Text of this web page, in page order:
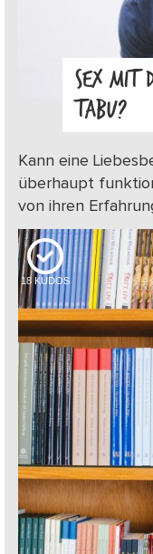
SEX MIT
TABU?
Kann eine
überhaupt
von ihren
18 KUDOS